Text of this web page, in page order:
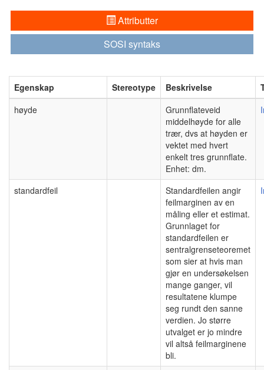
Attributter
SOSI syntaks
Egenskap Stereotype Beskrivelse
høyde
Grunnflateveid
middelhøyde for alle
trær, dvs at høyden er
vektet med hvert
enkelt tres grunnflate.
Enhet: dm.
standardfeil
Standardfeilen angir
feilmarginen av en
måling eller et estimat.
Grunnlaget for
standardfeilen er
sentralgrenseteoremet
som sier at hvis man
gjør en undersøkelsen
mange ganger, vil
resultatene klumpe
seg rundt den sanne
verdien. Jo større
utvalget er jo mindre
vil altså feilmarginene
bli.